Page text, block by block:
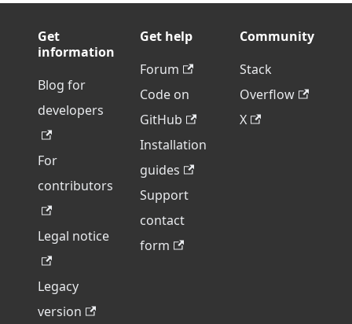
Get
information
Blog for
developers
For
contributors
Legal notice
Legacy
version
Get help
Forum
Code on
GitHub
Installation
guides
Support
contact
form
Community
Stack
Overflow
X